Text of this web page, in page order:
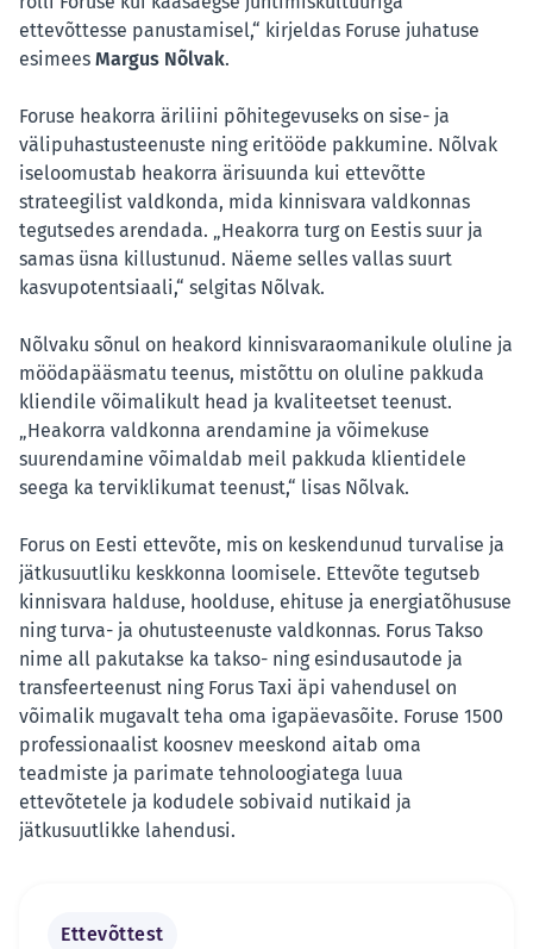
ettevõttesse panustamisel,“ kirjeldas Foruse juhatuse
esimees Margus Nõlvak.
Foruse heakorra äriliini põhitegevuseks on sise- ja
välipuhastusteenuste ning eritööde pakkumine. Nõlvak
iseloomustab heakorra ärisuunda kui ettevõtte
strateegilist valdkonda, mida kinnisvara valdkonnas
tegutsedes arendada. „Heakorra turg on Eestis suur ja
samas üsna killustunud. Näeme selles vallas suurt
kasvupotentsiaali,“ selgitas Nõlvak.
Nõlvaku sõnul on heakord kinnisvaraomanikule oluline ja
möödapääsmatu teenus, mistõttu on oluline pakkuda
kliendile võimalikult head ja kvaliteetset teenust.
„Heakorra valdkonna arendamine ja võimekuse
suurendamine võimaldab meil pakkuda klientidele
seega ka terviklikumat teenust,“ lisas Nõlvak.
Forus on Eesti ettevõte, mis on keskendunud turvalise ja
jätkusuutliku keskkonna loomisele. Ettevõte tegutseb
kinnisvara halduse, hoolduse, ehituse ja energiatõhususe
ning turva- ja ohutusteenuste valdkonnas. Forus Takso
nime all pakutakse ka takso- ning esindusautode ja
transfeerteenust ning Forus Taxi äpi vahendusel on
võimalik mugavalt teha oma igapäevasõite. Foruse 1500
professionaalist koosnev meeskond aitab oma
teadmiste ja parimate tehnoloogiatega luua
ettevõtetele ja kodudele sobivaid nutikaid ja
jätkusuutlikke lahendusi.
Ettevõttest